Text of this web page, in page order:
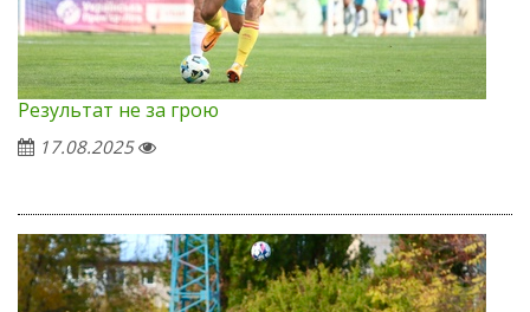
Результат не за грою
17.08.2025